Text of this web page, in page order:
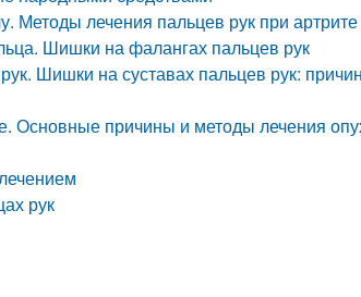
Методы лечения пальцев рук при артрите
Шишки на фалангах пальцев рук
Шишки на суставах пальцев рук:
Основные причины и методы лечения
рук